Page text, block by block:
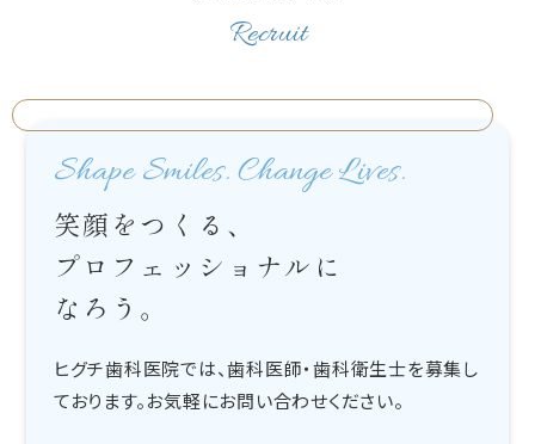
Recruit
Shape Smiles. Change Lives.
笑顔をつくる、
プロフェッショナルに
なろう。
ヒグチ歯科医院では、歯科医師・歯科衛生士を募集し
ております。お気軽にお問い合わせください。